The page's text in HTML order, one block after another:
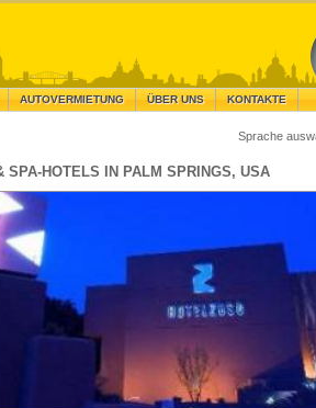
AUTOVERMIETUNG ÜBER UNS KONTAKTE
Sprache
SPA-HOTELS IN PALM SPRINGS, USA